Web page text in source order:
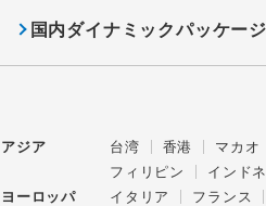
国内ダイナミックパッケージ
アジア 台湾 香港 マカオ
フィリピン
インド
ヨーロッパ
イタリア フランス